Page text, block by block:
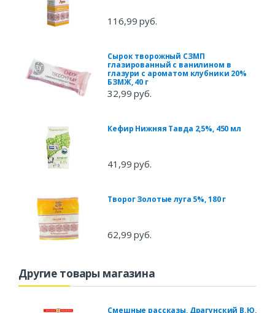
116,99 руб.
Сырок творожный СЗМП
глазированный с ванилином в
глазури с ароматом клубники 20%
БЗМЖ, 40 г
32,99 руб.
Кефир Нижняя Тавда 2,5%, 450 мл
41,99 руб.
Творог Золотые луга 5%, 180 г
62,99 руб.
Другие товары магазина
Смешные рассказы, Драгунский В.Ю,